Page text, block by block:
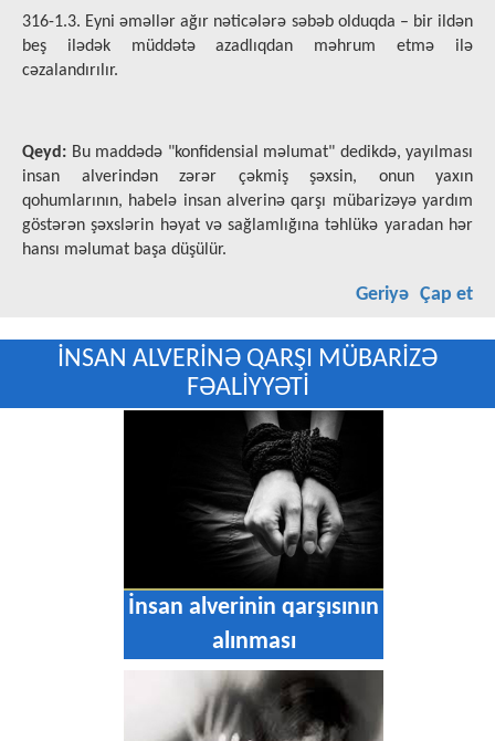
316-1.3. Eyni əməllər ağır nəticələrə səbəb olduqda – bir ildən
beş ilədək müddətə azadlıqdan məhrum etmə ilə
cəzalandırılır.
Qeyd: Bu maddədə "konfidensial məlumat" dedikdə, yayılması
insan alverindən zərər çəkmiş şəxsin, onun yaxın
qohumlarının, habelə insan alverinə qarşı mübarizəyə yardım
göstərən şəxslərin həyat və sağlamlığına təhlükə yaradan hər
hansı məlumat başa düşülür.
Çap et
Geriyə
İNSAN ALVERİNƏ QARŞI MÜBARİZƏ
FƏALİYYƏTİ
İnsan alverinin qarşısının
alınması